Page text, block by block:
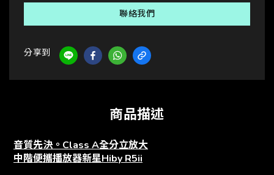
聯絡我們
分享到
商品描述
音質先決。Class A全分立放大
中階便攜播放器新星Hiby R5ii